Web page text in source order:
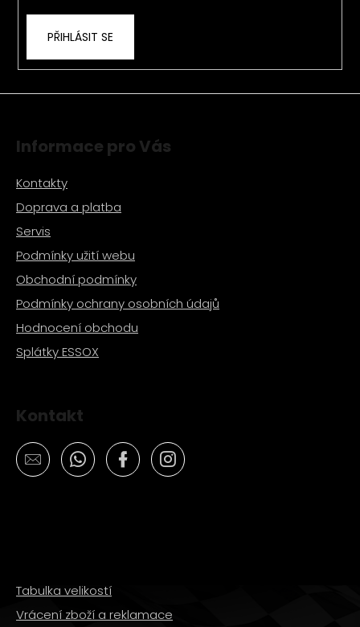
ý
p
PŘIHLÁSIT SE
Informace pro Vás
Kontakty
Doprava a platba
Servis
Podmínky užití webu
Obchodní podmínky
Podmínky ochrany osobních údajů
Hodnocení obchodu
Splátky ESSOX
Kontakt
Tabulka velikostí
Vrácení zboží a reklamace